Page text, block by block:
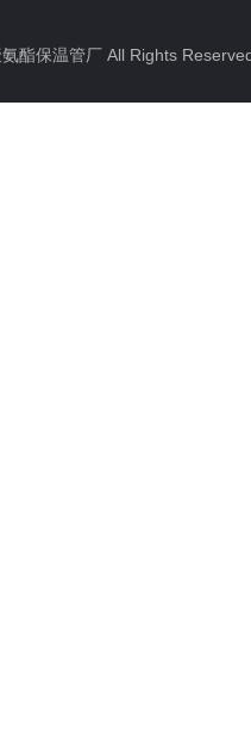
酯保温管厂 All Rights